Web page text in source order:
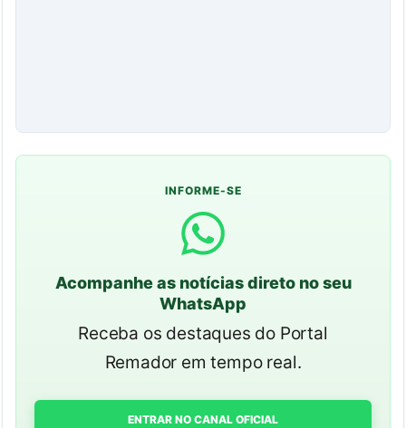
INFORME-SE
Acompanhe as notícias direto no seu
WhatsApp
Receba os destaques do Portal
Remador em tempo real.
ENTRAR NO CANAL OFICIAL